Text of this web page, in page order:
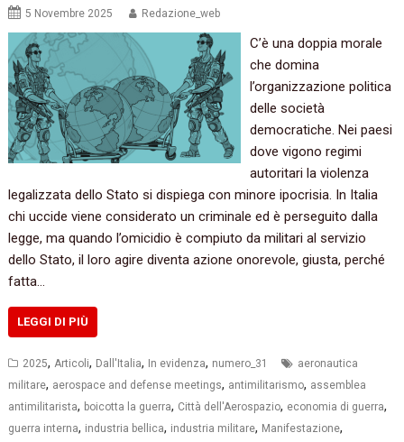
5 Novembre 2025 Redazione_web
C’è una doppia morale
che domina
l’organizzazione politica
delle società
democratiche. Nei paesi
dove vigono regimi
autoritari la violenza
legalizzata dello Stato si dispiega con minore ipocrisia. In Italia
chi uccide viene considerato un criminale ed è perseguito dalla
legge, ma quando l’omicidio è compiuto da militari al servizio
dello Stato, il loro agire diventa azione onorevole, giusta, perché
fatta…
LEGGI DI PIÙ
2025,Articoli, Dall'Italia, In evidenza, numero_31
aeronautica
militare, aerospace and defense meetings, antimilitarismo, assemblea
antimilitarista, boicotta la guerra, Città dell'Aerospazio, economia di guerra,
guerra interna, industria bellica, industria militare, Manifestazione,